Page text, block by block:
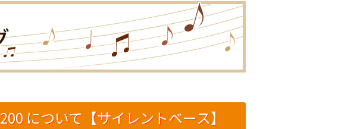
について【サイレントベース】